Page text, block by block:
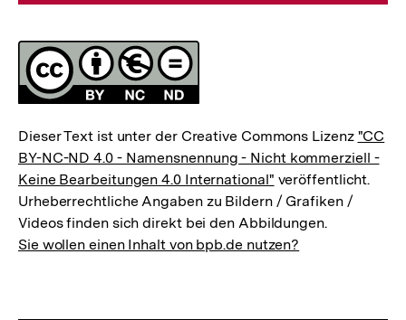
Lizenz
Dieser Text ist unter der Creative Commons Lizenz "CC
BY-NC-ND 4.0 - Namensnennung - Nicht kommerziell -
Keine Bearbeitungen 4.0 International" veröffentlicht.
Urheberrechtliche Angaben zu Bildern / Grafiken /
Videos finden sich direkt bei den Abbildungen.
Sie wollen einen Inhalt von bpb.de nutzen?